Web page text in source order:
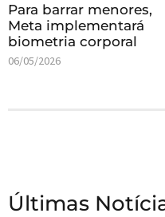
Para barrar menores,
Meta implementará
biometria corporal
06/05/2026
Últimas